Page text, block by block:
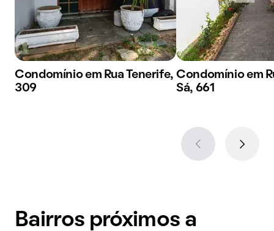
Condomínio em Rua Tenerife,
309
Condomínio em
Sá, 661
Bairros próximos a